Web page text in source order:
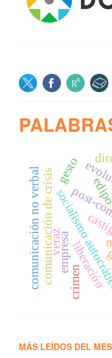
SOCIAL
socialismo
post-
liberación
comunicación de crisisempresa
gesto
comunicación no verbal crimen
veraz
MÁS LEÍDOS DEL MES